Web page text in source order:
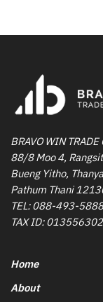
BRAVO WIN TRADE
88/8 Moo 4,
Bueng Yitho,
Pathum Thani
TEL:088-493-5888
TAX ID:
Home
About